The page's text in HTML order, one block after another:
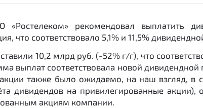
«Ростелеком» рекомендовал
что соответствовало 5,1% и 11,5%
10,2 млрд руб. (-52% г/г), что
выплат соответствовала новой
также было ожидаемо, на наш взгляд, в
дивидендов на привилегированные
акциям компании.